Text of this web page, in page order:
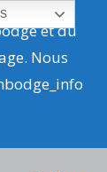
et du
Nous